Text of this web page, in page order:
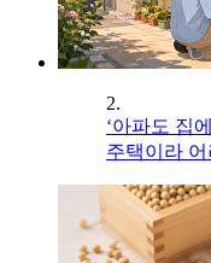
2.
‘아파도 집
주택이라 어